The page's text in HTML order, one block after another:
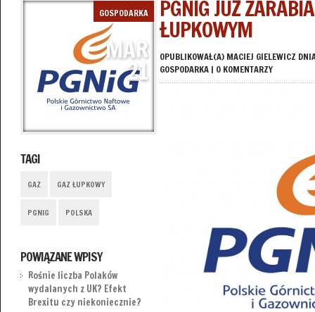
GOSPODARKA
MAR
21
TAGI
GAZ GAZ ŁUPKOWY
PGNIG POLSKA
POWIĄZANE WPISY
Rośnie liczba Polaków
wydalanych z UK? Efekt
Brexitu czy niekoniecznie?
PGNIG JUŻ
ŁUPKOWYM
OPUBLIKOWAŁ(A) MACIEJ GIELEWICZ
GOSPODARKA| 0 KOMENTARZY